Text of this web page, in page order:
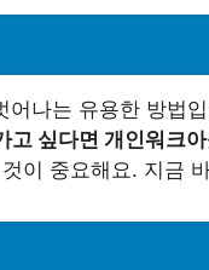
어나는 유용한 방법
고 싶다면 개인워크
이 중요해요. 지금